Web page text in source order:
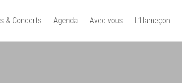
& Concerts Agenda Avec vous L’Hameçon